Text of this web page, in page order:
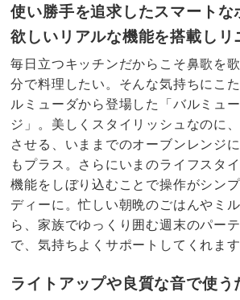
使い勝手を追求したスマートな
欲しいリアルな機能を搭載しリ
毎日立つキッチンだからこそ鼻歌を
分で料理したい。そんな気持ちにこ
ルミューダから登場した「バルミュ
ジ」。美しくスタイリッシュなのに
させる、いままでのオーブンレンジ
もプラス。さらにいまのライフスタ
機能をしぼり込むことで操作がシン
ディーに。忙しい朝晩のごはんやミ
ら、家族でゆっくり囲む週末のパー
で、気持ちよくサポートしてくれます
ライトアップや良質な音で使う